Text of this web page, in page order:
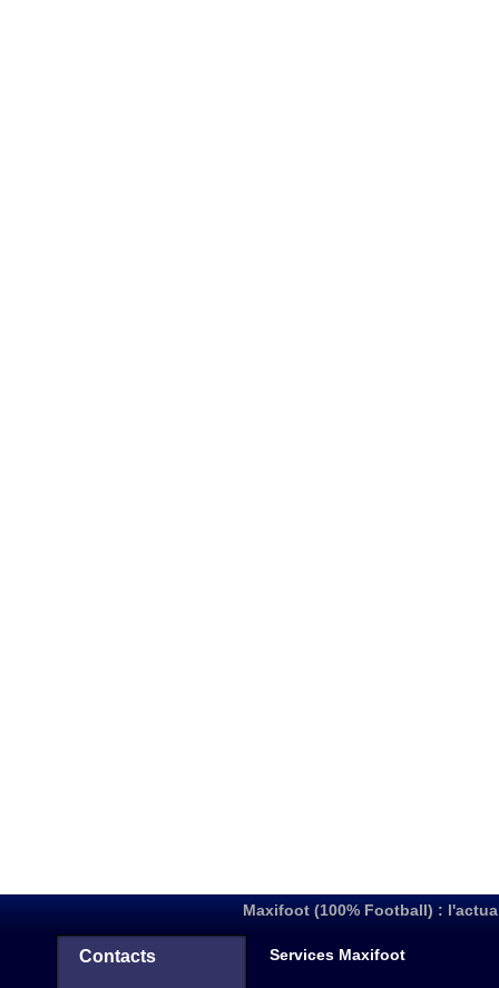
Maxifoot (100% Football) :
Contacts Services Maxifoot